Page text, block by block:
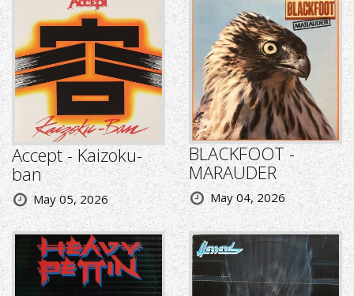
Accept - Kaizoku-
ban
May 05, 2026
BLACKFOOT -
MARAUDER
May 04, 2026